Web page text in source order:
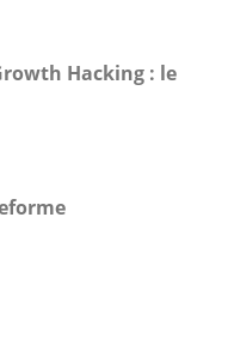
Hacking : le